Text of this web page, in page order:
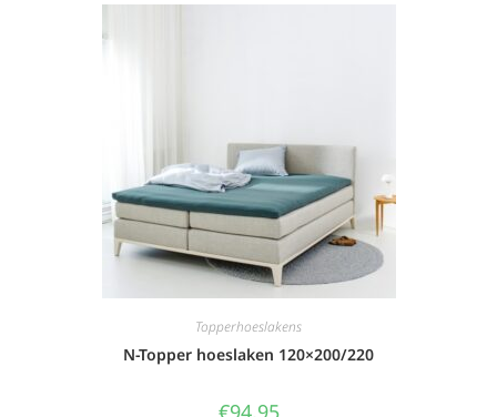
Topperhoeslakens
N-Topper hoeslaken 120×200/220
€94,95